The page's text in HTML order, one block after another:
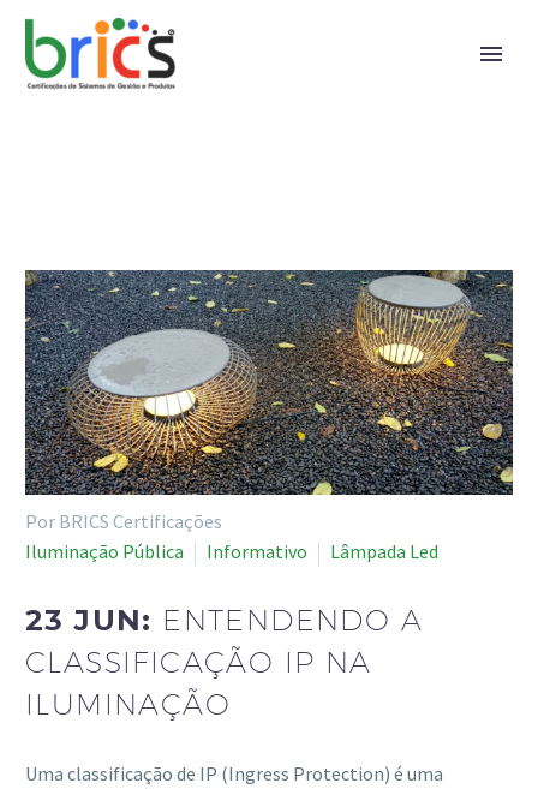
Por BRICS Certificações
Iluminação Pública
Informativo Lâmpada Led
23 JUN: ENTENDENDO A
CLASSIFICAÇÃO IP NA
ILUMINAÇÃO
Uma classificação de IP (Ingress Protection) é uma